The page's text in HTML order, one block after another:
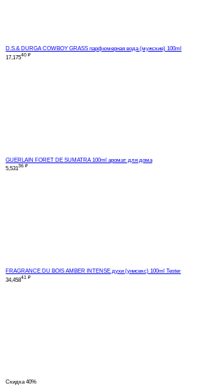
D.S.& DURGA COWBOY GRASS парфюмерная вода (мужские) 100ml
17,17540 ₽
GUERLAIN FORET DE SUMATRA 100ml аромат для дома
5,53136 ₽
FRAGRANCE DU BOIS AMBER INTENSE духи (унисекс) 100ml Tester
34,45841 ₽
Скидка40%